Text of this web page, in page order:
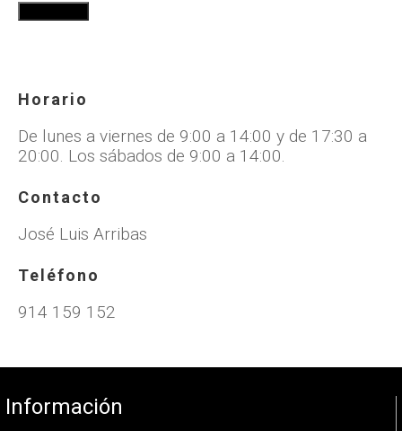
Horario
De lunes a viernes de 9:00 a 14:00 y de 17:30 a
20:00. Los sábados de 9:00 a 14:00.
Contacto
José Luis Arribas
Teléfono
914 159 152
Información